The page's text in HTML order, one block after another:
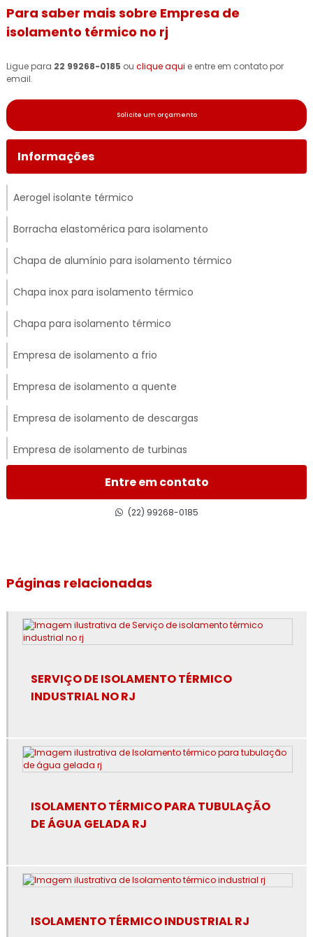
Para saber mais sobre Empresa de
isolamento térmico no rj
Ligue para 22 99268-0185 ou clique aqui e entre em contato por
email.
Solicite um orçamento
Informações
Aerogel isolante térmico
Borracha elastomérica para isolamento
Chapa de alumínio para isolamento térmico
Chapa inox para isolamento térmico
Chapa para isolamento térmico
Empresa de isolamento a frio
Empresa de isolamento a quente
Empresa de isolamento de descargas
Empresa de isolamento de turbinas
Empresa de isolamento térmico
Empresa de isolamento térmico de dutos
Empresa de isolamento térmico industrial no rj
Empresa de revestimento de lã de rocha
Empresa de revestimento de poliuretano
Empresa de revestimento fibra cerâmica
Empresa especialista em isolamento térmico industrial
Especialista em isolamento térmico industrial
Especialista em isolamento térmico industrial no rj
Espuma de poliuretano para isolamento térmico
Fibra cerâmica isolamento térmico
Entre em contato
(22) 99268-0185
Páginas relacionadas
SERVIÇO DE ISOLAMENTO TÉRMICO
INDUSTRIAL NO RJ
ISOLAMENTO TÉRMICO PARA TUBULAÇÃO
DE ÁGUA GELADA RJ
ISOLAMENTO TÉRMICO INDUSTRIAL RJ